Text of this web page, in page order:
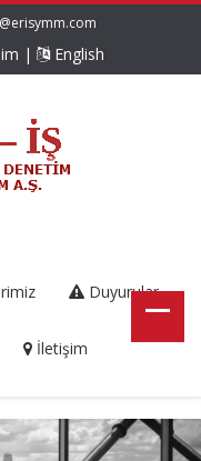
| English
Duyurular
İletişim